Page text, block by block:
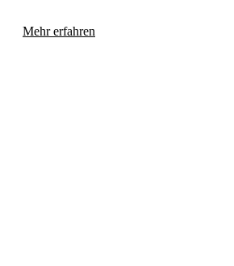
Mehr erfahren